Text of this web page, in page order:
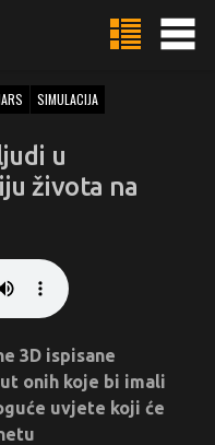
SIMULACIJA
u
života na
3D ispisane
onih koje bi imali
uvjete koji će